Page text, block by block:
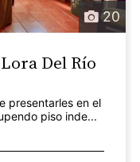
20
Del Río
en el
piso inde...